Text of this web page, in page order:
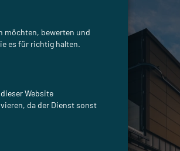
möchten, bewerten und
es für richtig halten.
Website
da der Dienst sonst